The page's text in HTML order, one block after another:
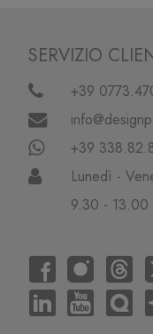
SERVIZIO
+39
+39
Lunedì -
9.30 -